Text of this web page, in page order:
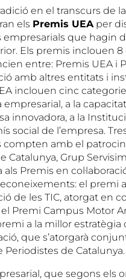
en el transcurs de
els Premis UEA per
empresarials que hagin
Els premis inclouen
entre: Premis UEA i
amb altres entitats i
inclouen cinc
empresarial, a la
innovadora, a la
social de l’empresa.
compten amb el
Catalunya, Grup
als Premis en
el premi
de les TIC, atorgat en
el Premi Campus Motor
a la millor estratègia
que s’atorgarà
Periodistes de Catalunya.
que segons els